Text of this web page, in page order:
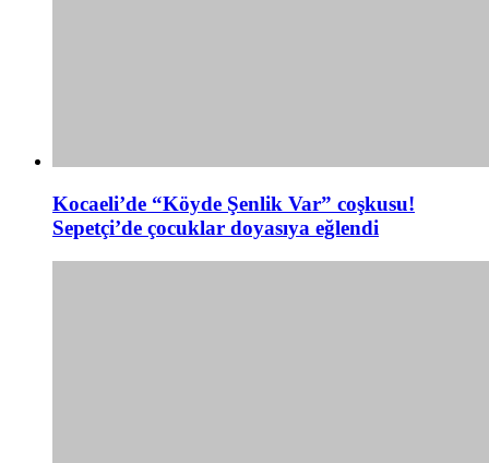
Kocaeli’de “Köyde Şenlik Var” coşkusu!
Sepetçi’de çocuklar doyasıya eğlendi